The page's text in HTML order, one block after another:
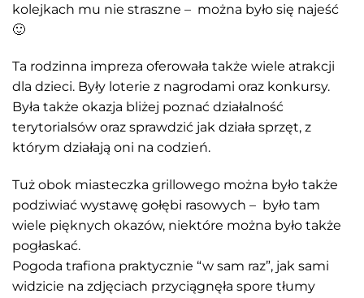
kolejkach mu nie straszne – można było się najeść
🙂
Ta rodzinna impreza oferowała także wiele atrakcji
dla dzieci. Były loterie z nagrodami oraz konkursy.
Była także okazja bliżej poznać działalność
terytorialsów oraz sprawdzić jak działa sprzęt, z
którym działają oni na codzień.
Tuż obok miasteczka grillowego można było także
podziwiać wystawę gołębi rasowych – było tam
wiele pięknych okazów, niektóre można było także
pogłaskać.
Pogoda trafiona praktycznie “w sam raz”, jak sami
widzicie na zdjęciach przyciągnęła spore tłumy